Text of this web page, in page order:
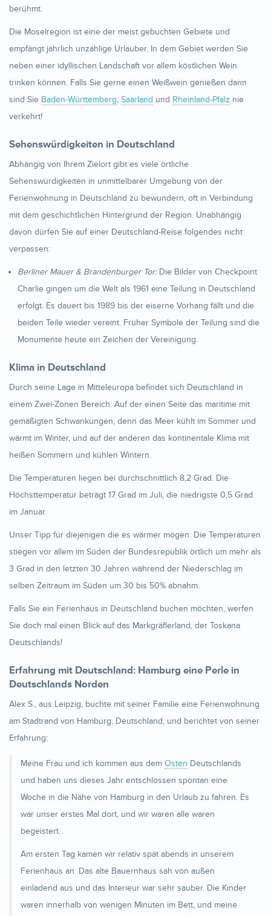
berühmt.
Die Moselregion ist eine der meist gebuchten Gebiete und
empfängt jährlich unzählige Urlauber. In dem Gebiet werden Sie
neben einer idyllischen Landschaft vor allem köstlichen Wein
trinken können. Falls Sie gerne einen Weißwein genießen dann
sind Sie Baden-Württemberg, Saarland und Rheinland-Pfalz nie
verkehrt!
Sehenswürdigkeiten in Deutschland
Abhängig von Ihrem Zielort gibt es viele örtliche
Sehenswürdigkeiten in unmittelbarer Umgebung von der
Ferienwohnung in Deutschland zu bewundern, oft in Verbindung
mit dem geschichtlichen Hintergrund der Region. Unabhängig
davon dürfen Sie auf einer Deutschland-Reise folgendes nicht
verpassen:
Berliner Mauer & Brandenburger Tor:Die Bilder von Checkpoint
Charlie gingen um die Welt als 1961 eine Teilung in Deutschland
erfolgt. Es dauert bis 1989 bis der eiserne Vorhang fällt und die
beiden Teile wieder vereint. Früher Symbole der Teilung sind die
Monumente heute ein Zeichen der Vereinigung.
Klima in Deutschland
Durch seine Lage in Mitteleuropa befindet sich Deutschland in
einem Zwei-Zonen Bereich. Auf der einen Seite das maritime mit
gemäßigten Schwankungen, denn das Meer kühlt im Sommer und
wärmt im Winter, und auf der anderen das kontinentale Klima mit
heißen Sommern und kühlen Wintern.
Die Temperaturen liegen bei durchschnittlich 8,2 Grad. Die
Höchsttemperatur beträgt 17 Grad im Juli, die niedrigste 0,5 Grad
im Januar.
Unser Tipp für diejenigen die es wärmer mögen: Die Temperaturen
stiegen vor allem im Süden der Bundesrepublik örtlich um mehr als
3 Grad in den letzten 30 Jahren während der Niederschlag im
selben Zeitraum im Süden um 30 bis 50% abnahm.
Falls Sie ein Ferienhaus in Deutschland buchen möchten, werfen
Sie doch mal einen Blick auf das Markgräflerland, der Toskana
Deutschlands!
Erfahrung mit Deutschland: Hamburg eine Perle in
Deutschlands Norden
Alex S., aus Leipzig, buchte mit seiner Familie eine Ferienwohnung
am Stadtrand von Hamburg, Deutschland, und berichtet von seiner
Erfahrung:
Meine Frau und ich kommen aus dem Osten Deutschlands
und haben uns dieses Jahr entschlossen spontan eine
Woche in die Nähe von Hamburg in den Urlaub zu fahren. Es
war unser erstes Mal dort, und wir waren alle waren
begeistert.
Am ersten Tag kamen wir relativ spät abends in unserem
Ferienhaus an. Das alte Bauernhaus sah von außen
einladend aus und das Interieur war sehr sauber. Die Kinder
waren innerhalb von wenigen Minuten im Bett, und meine